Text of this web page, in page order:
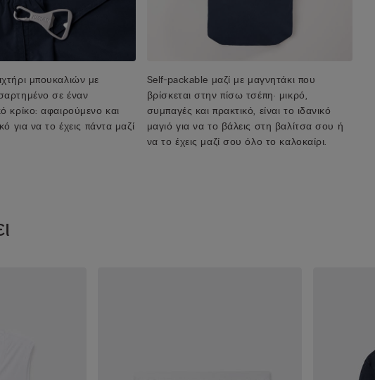
μπουκαλιών με
σε έναν
κρίκο: αφαιρούμενο και
για να το έχεις πάντα μαζί
Self-packable μαζί με μαγνητάκι που
βρίσκεται στην πίσω τσέπη· μικρό,
συμπαγές και πρακτικό, είναι το ιδανικό
μαγιό για να το βάλεις στη βαλίτσα σου ή
να το έχεις μαζί σου όλο το καλοκαίρι.